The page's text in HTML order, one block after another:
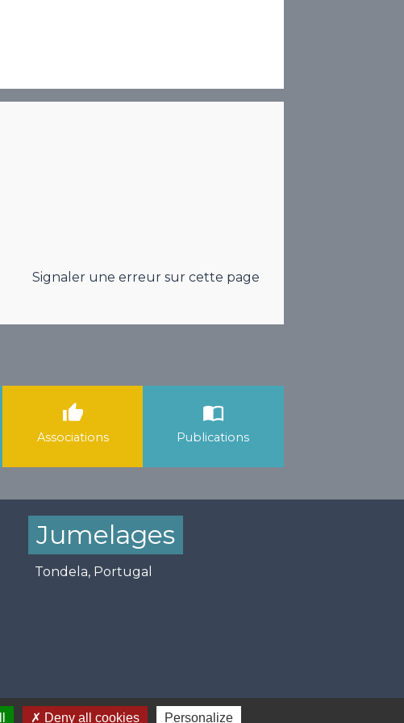
Signaler une erreur sur cette page
thumb_up
Associations
import_contacts
Publications
Jumelages
Tondela, Portugal
Deny all cookies Personalize